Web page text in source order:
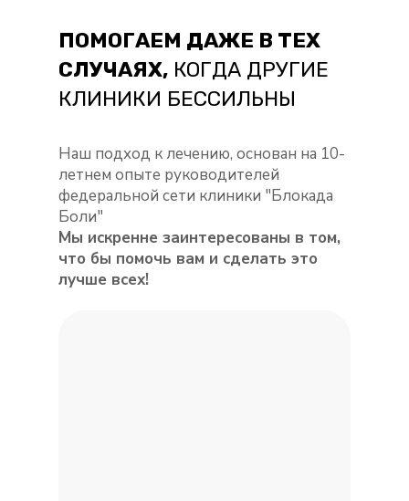
Наш подход к лечению, основан на 10-
летнем опыте руководителей
федеральной сети клиники "Блокада
Боли"
Мы искренне заинтересованы в том,
что бы помочь вам и сделать это
лучше всех!
ПОМОГАЕМ ДАЖЕ В ТЕХ
СЛУЧАЯХ, КОГДА ДРУГИЕ
КЛИНИКИ БЕССИЛЬНЫ